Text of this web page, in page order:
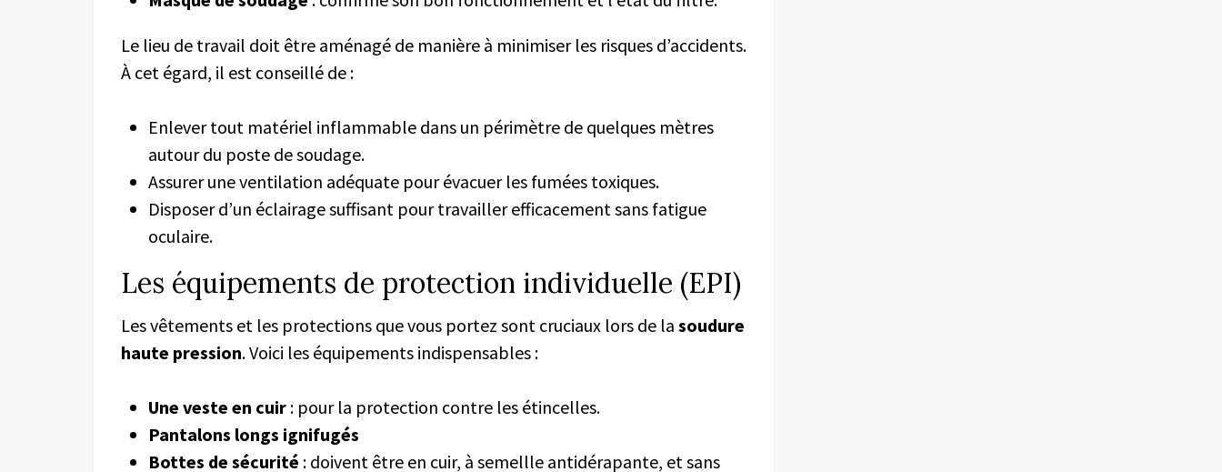
Le lieu de travail doit être aménagé de manière à minimiser les risques d’accidents.
À cet égard, il est conseillé de :
Enlever tout matériel inflammable dans un périmètre de quelques mètres
autour du poste de soudage.
Assurer une ventilation adéquate pour évacuer les fumées toxiques.
Disposer d’un éclairage suffisant pour travailler efficacement sans fatigue
oculaire.
Les équipements de protection individuelle (EPI)
Les vêtements et les protections que vous portez sont cruciaux lors de la soudure
haute pression. Voici les équipements indispensables :
Une veste en cuir : pour la protection contre les étincelles.
Pantalons longs ignifugés
Bottes de sécurité : doivent être en cuir, à semellle antidérapante, et sans